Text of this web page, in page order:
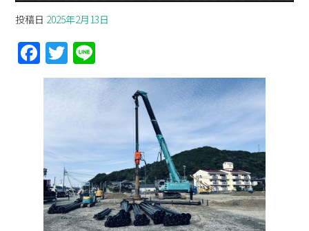
投稿日 2025年2月13日
F
a
ce
o
o
k
T
w n